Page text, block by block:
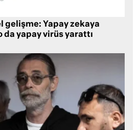
gelişme: Yapay zekaya
da yapay virüs yarattı